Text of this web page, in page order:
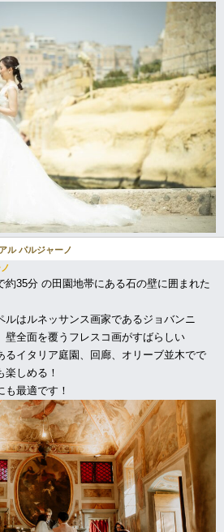
ル パルジャーノ
約35分 の田園地帯にある石の壁に囲まれた
ルはルネッサンス画家であるジョバンニ
壁全面を覆うフレスコ画がすばらしい
るイタリア庭園、回廊、オリーブ並木でで
楽しめる！
最適です！